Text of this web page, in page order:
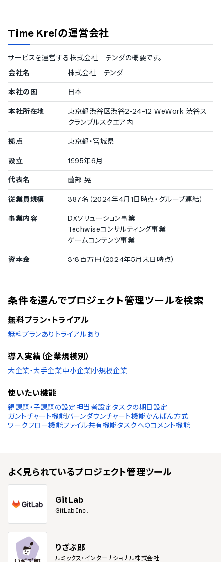
Time Kreiの運営会社
サービスを運営する株式会社 テンダの概要です。
会社名
株式会社 テンダ
本社の国 日本
本社所在地
東京都渋谷区渋谷2-24-12 WeWork 渋谷ス
クランブルスクエア内
拠点 東京都・宮城県
設立 1995年6月
代表名 薗部 晃
従業員規模 387名（2024年4月1日時点・グループ連結）
事業内容
DXソリューション事業
Techwiseコンサルティング事業
ゲームコンテンツ事業
資本金 318百万円（2024年5月末日時点）
条件を選んでプロジェクト管理ツールを検索
無料プラン・トライアル
無料プランあり トライアルあり
導入実績（企業規模別）
大企業・大手企業中小企業小規模企業
使いたい機能
親課題・子課題の設定担当者設定タスクの期日設定
ガントチャート機能バーンダウンチャート機能かんばん方式
ワークフロー機能ファイル共有機能タスクへのコメント機能
よく見られているプロジェクト管理ツール
GitLab
GitLab Inc.
りざぶ郎
ルミックス・インターナショナル株式会社